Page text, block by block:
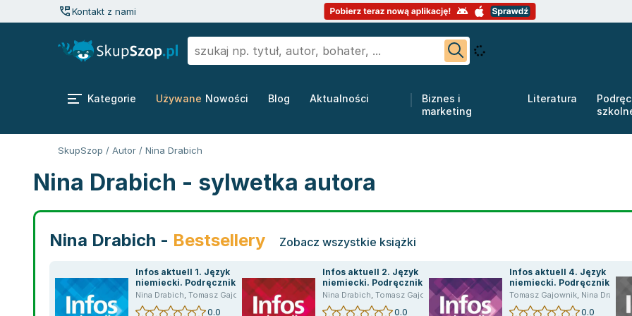
Kontakt z nami
Kategorie Używane Nowości Blog Aktualności
Biznes i
marketing
Literatura
SkupSzop / Autor / Nina Drabich
Nina Drabich - sylwetka autora
Nina Drabich - Bestsellery Zobacz wszystkie książki
Infos aktuell 1. Język
niemiecki. Podręcznik +
kod (Interaktywny
podręcznik)
Nina Drabich, Tomasz Gajownik ,praca zbiorowa ,Cezary Michał Serzysko,Brigit Sekulski ,Serzysko Cezary,Sekulski Birgit
0.0
Infos aktuell 2. Język
niemiecki. Podręcznik
Nina Drabich, Tomasz Gajownik ,opracowanie zbiorowe, praca zbiorowa ,Cezary
0.0
Infos aktuell 4. Język
niemiecki. Podręcznik +
kod (Interaktywny
podręcznik)
Tomasz Gajownik, Nina Drabich ,
0.0